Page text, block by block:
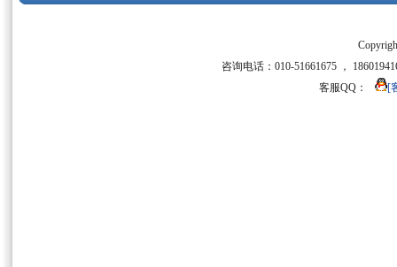
咨询电话：010-51661675 ，
客服QQ：
[